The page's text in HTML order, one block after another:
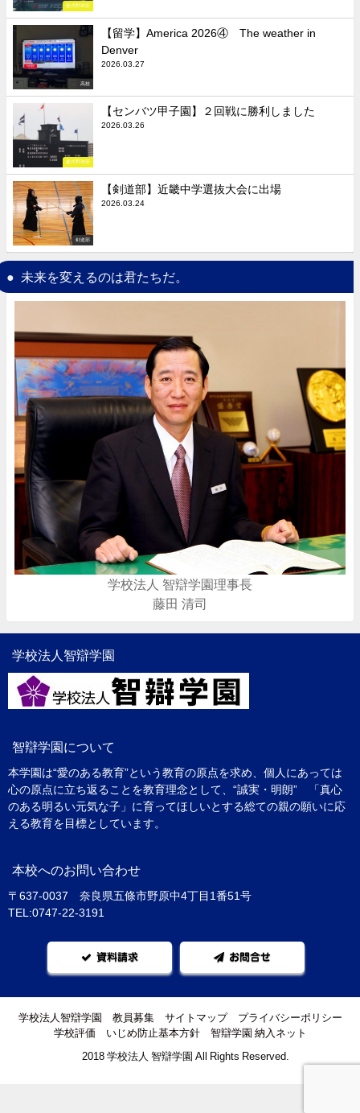
硬式野球部
高校
【留学】America 2026④ The weather in
Denver
2026.03.27
硬式野球部
【センバツ甲子園】２回戦に勝利しました
2026.03.26
剣道部
【剣道部】近畿中学選抜大会に出場
2026.03.24
未来を変えるのは君たちだ。
学校法人 智辯学園理事長
藤田 清司
学校法人智辯学園
智辯学園について
本学園は“愛のある教育”という教育の原点を求め、個人にあっては
心の原点に立ち返ることを教育理念として、“誠実・明朗” 「真心
のある明るい元気な子」に育ってほしいとする総ての親の願いに応
える教育を目標としています。
本校へのお問い合わせ
〒637-0037 奈良県五條市野原中4丁目1番51号
TEL:0747-22-3191
資料請求 お問合せ
学校法人智辯学園 教員募集 サイトマップ
プライバシーポリシー
学校評価
いじめ防止基本方針 智辯学園 納入ネット
©2018 学校法人 智辯学園 All Rights Reserved.